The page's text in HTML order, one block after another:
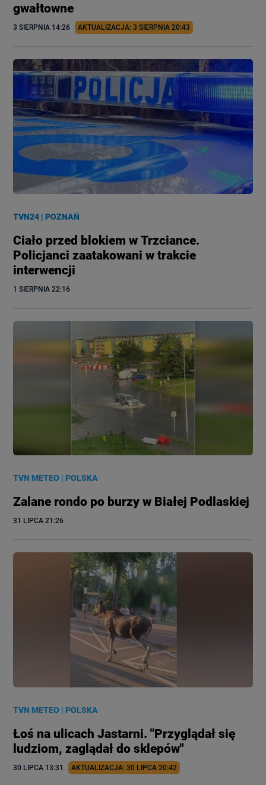
gwałtowne
3 SIERPNIA 14:26 AKTUALIZACJA: 3 SIERPNIA 20:43
TVN24 |POZNAŃ
Ciało przed blokiem w Trzciance.
Policjanci zaatakowani w trakcie
interwencji
1 SIERPNIA 22:16
TVN METEO |POLSKA
Zalane rondo po burzy w Białej Podlaskiej
31 LIPCA 21:26
TVN METEO |POLSKA
Łoś na ulicach Jastarni. "Przyglądał się
ludziom, zaglądał do sklepów"
30 LIPCA 13:31 AKTUALIZACJA: 30 LIPCA 20:42